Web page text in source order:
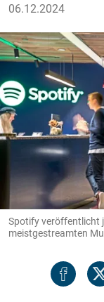
06.12.2024
Spotify veröffentlicht
meistgestreamten